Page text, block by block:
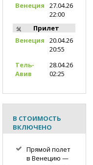
Венеция
27.04.26
22:00
Прилет
Венеция
20.04.26
20:55
Тель-
Авив
28.04.26
02:25
В СТОИМОСТЬ
ВКЛЮЧЕНО
Прямой полет
в Венецию —